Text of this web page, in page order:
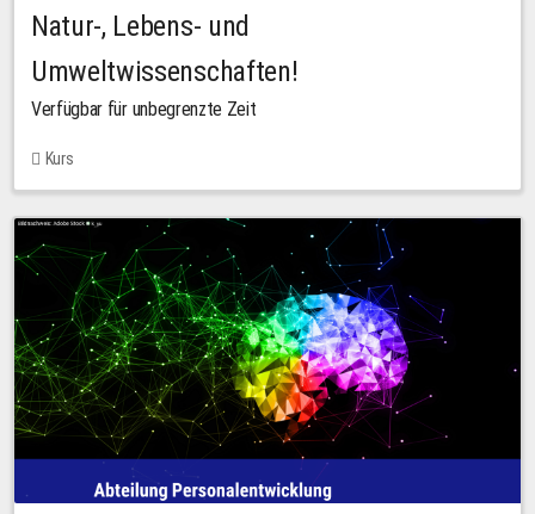
Natur-, Lebens- und
Umweltwissenschaften!
Verfügbar für unbegrenzte Zeit
Kurs